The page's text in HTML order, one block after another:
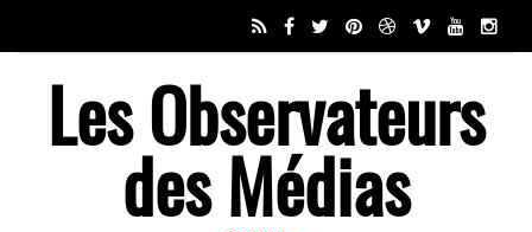
Les Observateurs
des Médias